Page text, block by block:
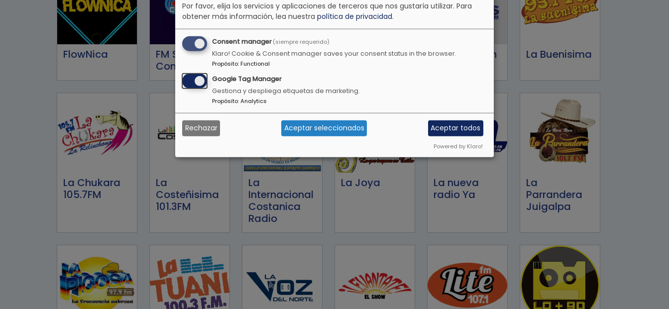
FlowNica
FM Stereo
Conexión 91.5
Happy Radio
96.7
Hotmusic
Kairos Seven La Buenisima
La Chukara
105.7FM
La
Costeñisima
101.3FM
La
Internacional
Costanica
Radio
La Joya
La nueva
radio Ya
La
Parrandera
Juigalpa
Por favor, elija los servicios y aplicaciones de terceros que nos gustaría utilizar. Para
obtener más información, lea nuestra política de privacidad.
Consent manager(siempre requerido)
Klaro! Cookie & Consent manager saves your consent status in the browser.
Propósito:Functional
Google Tag Manager
Gestiona y despliega etiquetas de marketing.
Propósito:Analytics
Rechazar Aceptar seleccionados Aceptar todos
Powered by Klaro!